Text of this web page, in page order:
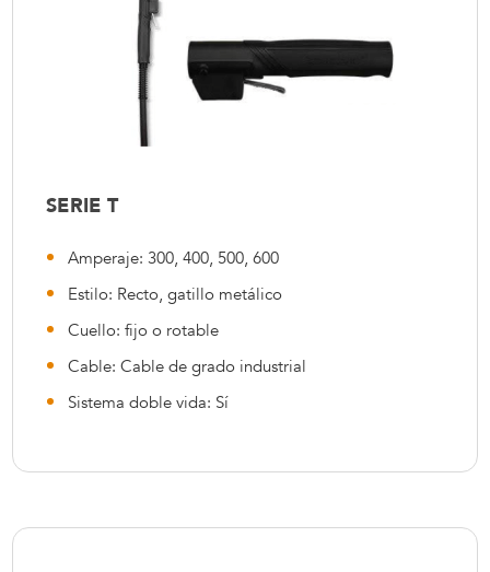
SERIE T
Amperaje: 300, 400, 500, 600
Estilo: Recto, gatillo metálico
Cuello: fijo o rotable
Cable: Cable de grado industrial
Sistema doble vida: Sí